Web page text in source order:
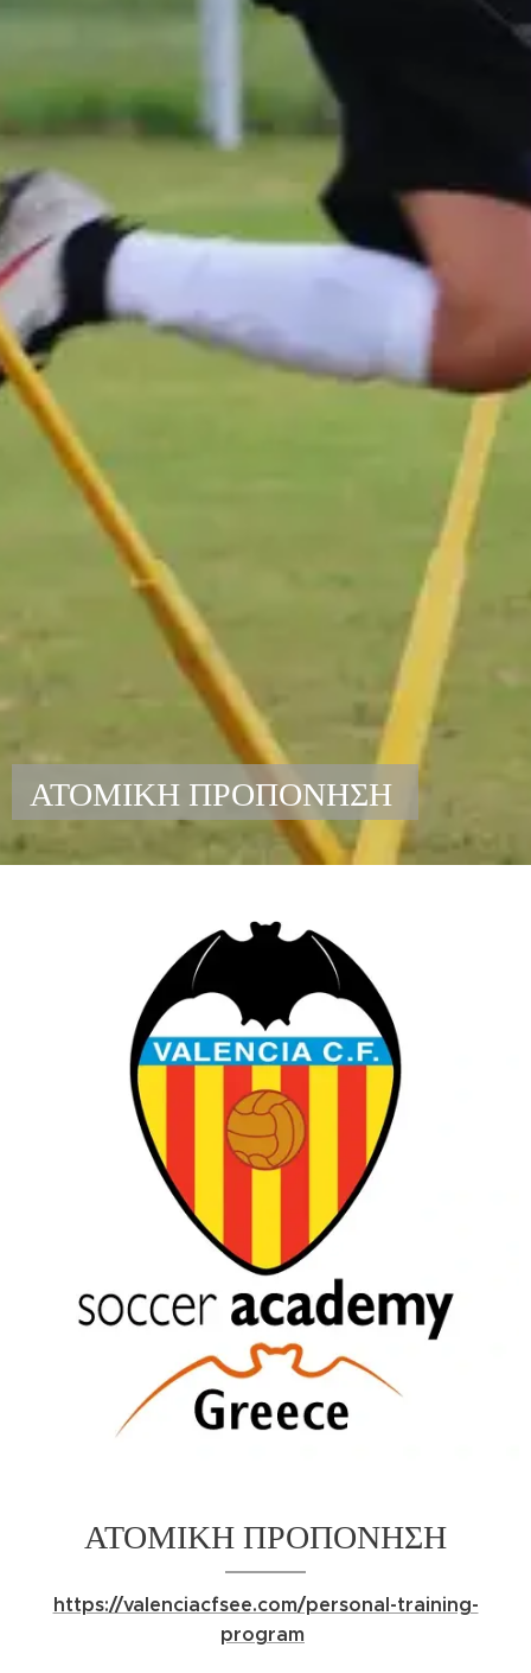
ΑΤΟΜΙΚΗ ΠΡΟΠΟΝΗΣΗ
ΑΤΟΜΙΚΗ ΠΡΟΠΟΝΗΣΗ
https://valenciacfsee.com/personal-training-
program